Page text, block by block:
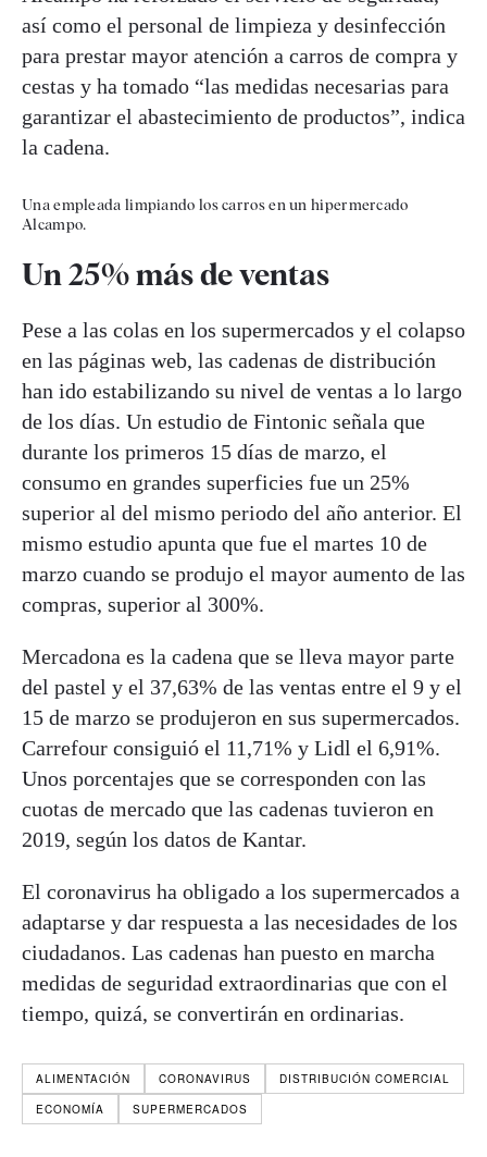
así como el personal de limpieza y desinfección
para prestar mayor atención a carros de compra y
cestas y ha tomado “las medidas necesarias para
garantizar el abastecimiento de productos”, indica
la cadena.
Una empleada limpiando los carros en un hipermercado
Alcampo.
Un 25% más de ventas
Pese a las colas en los supermercados y el colapso
en las páginas web, las cadenas de distribución
han ido estabilizando su nivel de ventas a lo largo
de los días. Un estudio de Fintonic señala que
durante los primeros 15 días de marzo, el
consumo en grandes superficies fue un 25%
superior al del mismo periodo del año anterior. El
mismo estudio apunta que fue el martes 10 de
marzo cuando se produjo el mayor aumento de las
compras, superior al 300%.
Mercadona es la cadena que se lleva mayor parte
del pastel y el 37,63% de las ventas entre el 9 y el
15 de marzo se produjeron en sus supermercados.
Carrefour consiguió el 11,71% y Lidl el 6,91%.
Unos porcentajes que se corresponden con las
cuotas de mercado que las cadenas tuvieron en
2019, según los datos de Kantar.
El coronavirus ha obligado a los supermercados a
adaptarse y dar respuesta a las necesidades de los
ciudadanos. Las cadenas han puesto en marcha
medidas de seguridad extraordinarias que con el
tiempo, quizá, se convertirán en ordinarias.
ALIMENTACIÓN CORONAVIRUS
DISTRIBUCIÓN COMERCIAL
ECONOMÍA
SUPERMERCADOS